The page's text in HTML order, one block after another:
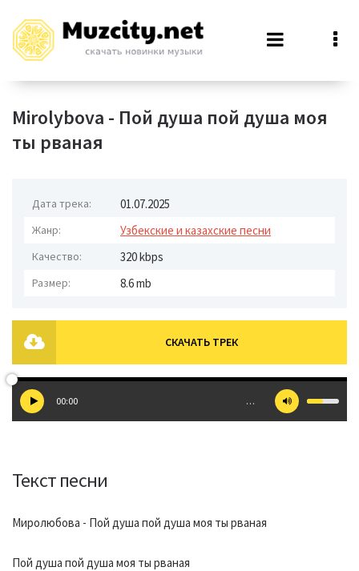
Mirolybova - Пой душа пой душа моя
ты рваная
Дата трека: 01.07.2025
Жанр: Узбекские и казахские песни
Качество: 320 kbps
Размер: 8.6 mb
СКАЧАТЬ ТРЕК
00:00 …
Текст песни
Миролюбова - Пой душа пой душа моя ты рваная
Пой душа пой душа моя ты рваная